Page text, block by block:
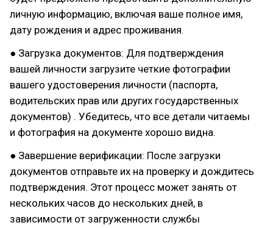
личную информацию, включая ваше полное имя,
дату рождения и адрес проживания.
● Загрузка документов: Для подтверждения
вашей личности загрузите четкие фотографии
вашего удостоверения личности (паспорта,
водительских прав или других государственных
документов) . Убедитесь, что все детали читаемы
и фотография на документе хорошо видна.
● Завершение верификации: После загрузки
документов отправьте их на проверку и дождитесь
подтверждения. Этот процесс может занять от
нескольких часов до нескольких дней, в
зависимости от загруженности службы